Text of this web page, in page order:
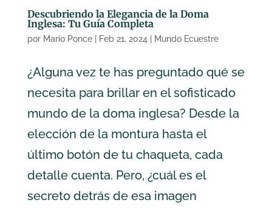
Descubriendo la Elegancia de la Doma
Inglesa: Tu Guía Completa
por Mario Ponce| Feb 21, 2024 Mundo Ecuestre
¿Alguna vez te has preguntado qué se
necesita para brillar en el sofisticado
mundo de la doma inglesa? Desde la
elección de la montura hasta el
último botón de tu chaqueta, cada
detalle cuenta. Pero, ¿cuál es el
secreto detrás de esa imagen